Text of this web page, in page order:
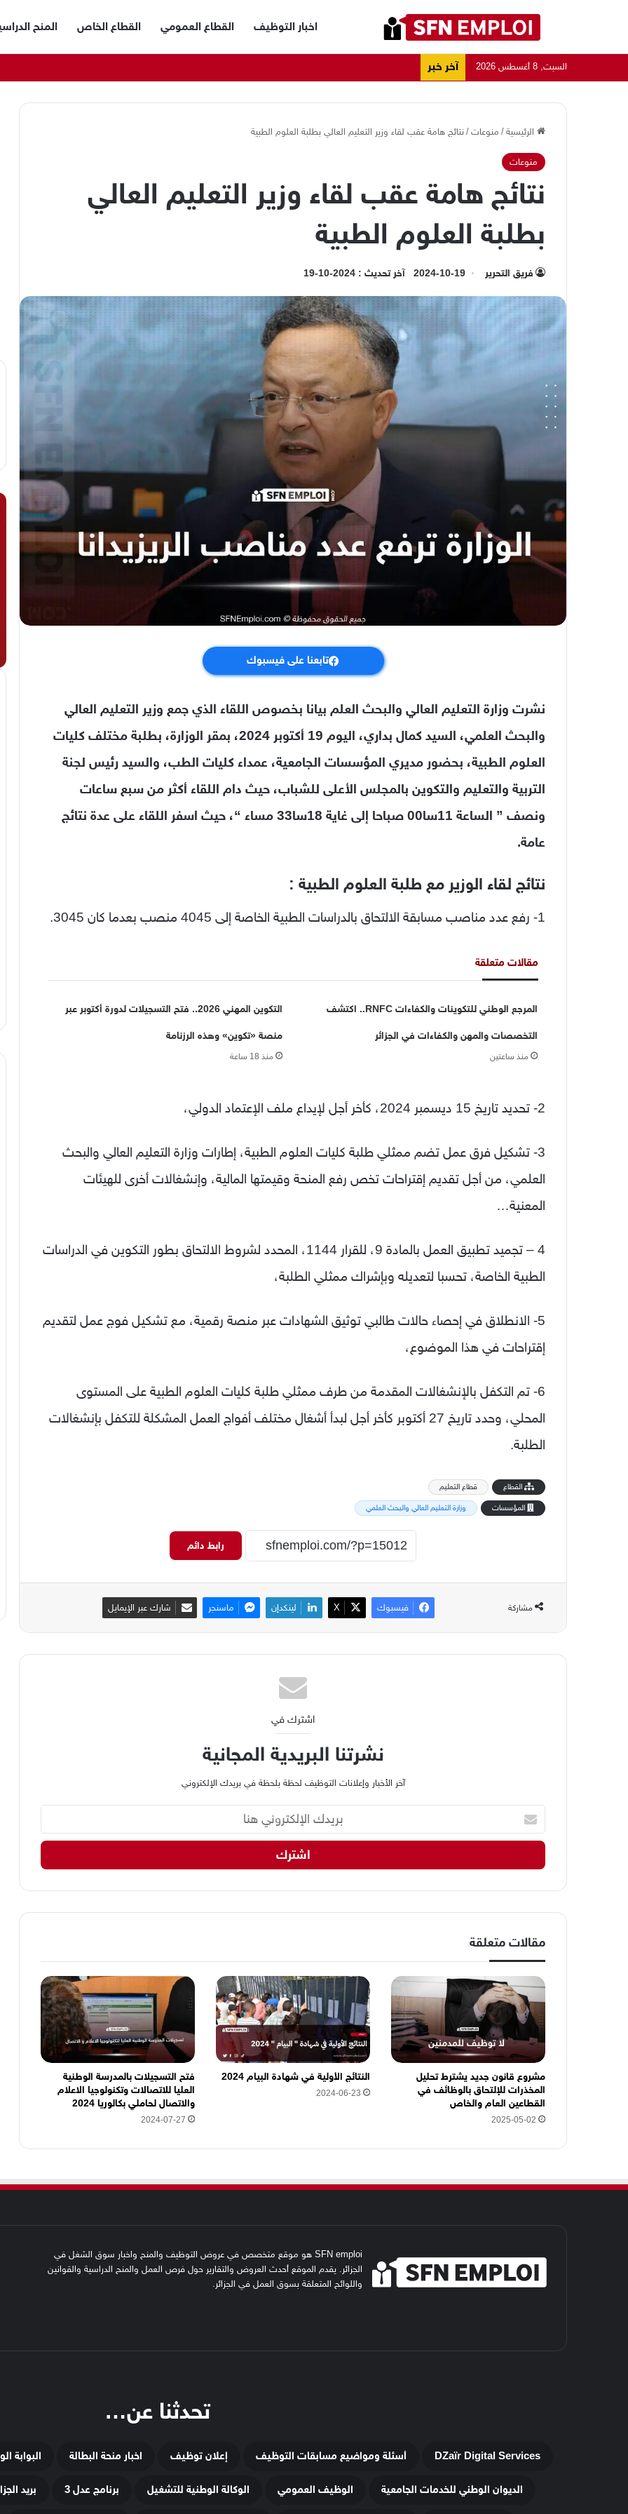
اخبار التوظيف القطاع العمومي القطاع الخاص المنح
السبت, 8 أغسطس 2026 آخر خبر
الرئيسية/ منوعات/ نتائج هامة عقب لقاء وزير التعليم العالي بطلبة العلوم الطبية
منوعات
نتائج هامة عقب لقاء وزير التعليم العالي
بطلبة العلوم الطبية
فريق التحرير 2024-10-19 آخر تحديث : 2024-10-19
تابعنا على فيسبوك
نشرت وزارة التعليم العالي والبحث العلم بيانا بخصوص اللقاء الذي جمع وزير التعليم العالي
والبحث العلمي، السيد كمال بداري، اليوم 19 أكتوبر 2024، بمقر الوزارة، بطلبة مختلف كليات
العلوم الطبية، بحضور مديري المؤسسات الجامعية، عمداء كليات الطب، والسيد رئيس لجنة
التربية والتعليم والتكوين بالمجلس الأعلى للشباب، حيث دام اللقاء أكثر من سبع ساعات
ونصف ” الساعة 11سا00 صباحا إلى غاية 18سا33 مساء “، حيث اسفر اللقاء على عدة نتائج
عامة.
نتائج لقاء الوزير مع طلبة العلوم الطبية :
1- رفع عدد مناصب مسابقة الالتحاق بالدراسات الطبية الخاصة إلى 4045 منصب بعدما كان 3045.
مقالات متعلقة
المرجع الوطني للتكوينات والكفاءات RNFC.. اكتشف
التخصصات والمهن والكفاءات في الجزائر
منذ ساعتين
التكوين المهني 2026.. فتح التسجيلات لدورة أكتوبر عبر
منصة «تكوين» وهذه الرزنامة
منذ 18 ساعة
2- تحديد تاريخ 15 ديسمبر 2024، كأخر أجل لإيداع ملف الإعتماد الدولي،
3- تشكيل فرق عمل تضم ممثلي طلبة كليات العلوم الطبية، إطارات وزارة التعليم العالي والبحث
العلمي، من أجل تقديم إقتراحات تخص رفع المنحة وقيمتها المالية، وإنشغالات أخرى للهيئات
المعنية…
4 – تجميد تطبيق العمل بالمادة 9، للقرار 1144، المحدد لشروط الالتحاق بطور التكوين في الدراسات
الطبية الخاصة، تحسبا لتعديله وبإشراك ممثلي الطلبة،
5- الانطلاق في إحصاء حالات طالبي توثيق الشهادات عبر منصة رقمية، مع تشكيل فوج عمل لتقديم
إقتراحات في هذا الموضوع،
6- تم التكفل بالإنشغالات المقدمة من طرف ممثلي طلبة كليات العلوم الطبية على المستوى
المحلي، وحدد تاريخ 27 أكتوبر كأخر أجل لبدأ أشغال مختلف أفواج العمل المشكلة للتكفل بإنشغالات
الطلبة.
القطاع
قطاع التعليم
المؤسسات
وزارة التعليم العالي والبحث العلمي
رابط دائم
مشاركة فيسبوك ‫X لينكدإن ماسنجر شارك عبر الإيمايل
اشترك في
نشرتنا البريدية المجانية
آخر الأخبار وإعلانات التوظيف لحظة بلحظة في بريدك الإلكتروني
ي
ك
إ
ك
ت
و
ن
ي
مقالات متعلقة
مشروع قانون جديد يشترط تحليل
المخذرات للإلتحاق بالوظائف في
القطاعين العام والخاص
2025-05-02
النتائج الأولية في شهادة البيام 2024
2024-06-23
فتح التسجيلات بالمدرسة الوطنية
العليا للاتصالات وتكنولوجيا الاعلام
والاتصال لحاملي بكالوريا 2024
2024-07-27
SFN emploi هو موقع متخصص في عروض التوظيف والمنح واخبار سوق الشغل في
الجزائر. يقدم الموقع أحدث العروض والتقارير حول فرص العمل والمنح الدراسية والقوانين
واللوائح المتعلقة بسوق العمل في الجزائر.
تحدثنا عن…
DZaïr Digital Services أسئلة ومواضيع مسابقات التوظيف إعلان توظيف اخبار منحة البطالة البوابة
الديوان الوطني للخدمات الجامعية الوظيف العمومي الوكالة الوطنية للتشغيل برنامج عدل 3 بريد